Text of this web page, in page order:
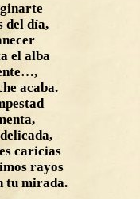
del día,
el alba
acaba.
caricias
rayos
tu mirada.